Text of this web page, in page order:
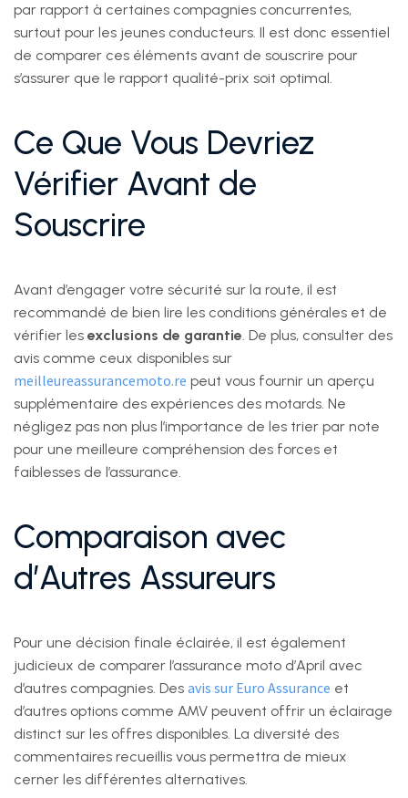
par rapport à certaines compagnies concurrentes,
surtout pour les jeunes conducteurs. Il est donc essentiel
de comparer ces éléments avant de souscrire pour
s’assurer que le rapport qualité-prix soit optimal.
Ce Que Vous Devriez
Vérifier Avant de
Souscrire
Avant d’engager votre sécurité sur la route, il est
recommandé de bien lire les conditions générales et de
vérifier les exclusions de garantie . De plus, consulter des
avis comme ceux disponibles sur
meilleureassurancemoto.re peut vous fournir un aperçu
supplémentaire des expériences des motards. Ne
négligez pas non plus l’importance de les trier par note
pour une meilleure compréhension des forces et
faiblesses de l’assurance.
Comparaison avec
d’Autres Assureurs
Pour une décision finale éclairée, il est également
judicieux de comparer l’assurance moto d’April avec
d’autres compagnies. Des avis sur Euro Assurance et
d’autres options comme AMV peuvent offrir un éclairage
distinct sur les offres disponibles. La diversité des
commentaires recueillis vous permettra de mieux
cerner les différentes alternatives.